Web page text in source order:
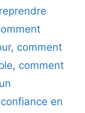
, comment
, comment
en